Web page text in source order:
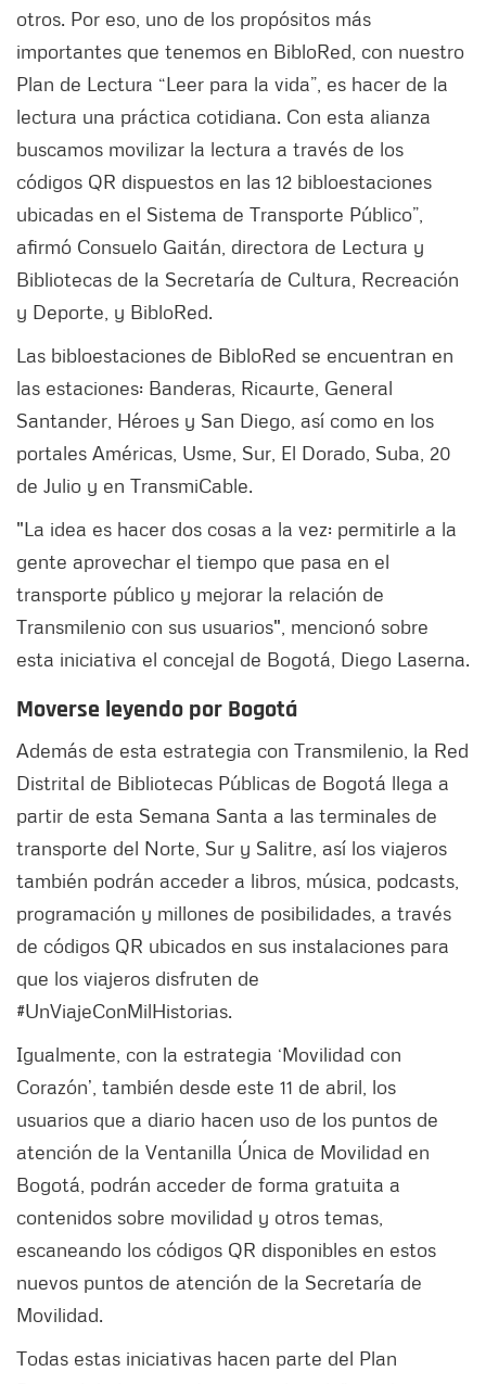
otros. Por eso, uno de los propósitos más
importantes que tenemos en BibloRed, con nuestro
Plan de Lectura “Leer para la vida”, es hacer de la
lectura una práctica cotidiana. Con esta alianza
buscamos movilizar la lectura a través de los
códigos QR dispuestos en las 12 bibloestaciones
ubicadas en el Sistema de Transporte Público”,
afirmó Consuelo Gaitán, directora de Lectura y
Bibliotecas de la Secretaría de Cultura, Recreación
y Deporte, y BibloRed.
Las bibloestaciones de BibloRed se encuentran en
las estaciones: Banderas, Ricaurte, General
Santander, Héroes y San Diego, así como en los
portales Américas, Usme, Sur, El Dorado, Suba, 20
de Julio y en TransmiCable.
"La idea es hacer dos cosas a la vez: permitirle a la
gente aprovechar el tiempo que pasa en el
transporte público y mejorar la relación de
Transmilenio con sus usuarios", mencionó sobre
esta iniciativa el concejal de Bogotá, Diego Laserna.
Moverse leyendo por Bogotá
Además de esta estrategia con Transmilenio, la Red
Distrital de Bibliotecas Públicas de Bogotá llega a
partir de esta Semana Santa a las terminales de
transporte del Norte, Sur y Salitre, así los viajeros
también podrán acceder a libros, música, podcasts,
programación y millones de posibilidades, a través
de códigos QR ubicados en sus instalaciones para
que los viajeros disfruten de
#UnViajeConMilHistorias.
Igualmente, con la estrategia ‘Movilidad con
Corazón’, también desde este 11 de abril, los
usuarios que a diario hacen uso de los puntos de
atención de la Ventanilla Única de Movilidad en
Bogotá, podrán acceder de forma gratuita a
contenidos sobre movilidad y otros temas,
escaneando los códigos QR disponibles en estos
nuevos puntos de atención de la Secretaría de
Movilidad.
Todas estas iniciativas hacen parte del Plan